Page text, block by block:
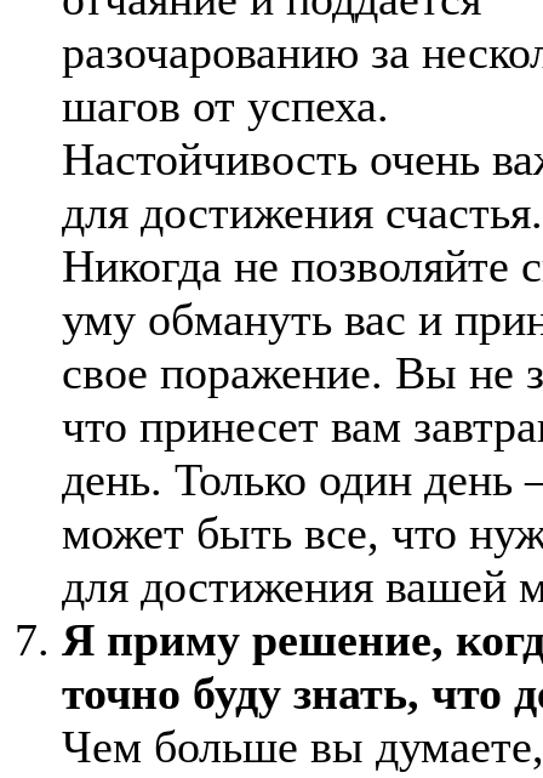
разочарованию за
шагов от успеха.
Настойчивость очень
для достижения счастья.
Никогда не позволяйте
уму обмануть вас и
свое поражение. Вы не
что принесет вам
день. Только один день
может быть все, что
для достижения вашей
Я приму решение,
точно буду знать, что
Чем больше вы